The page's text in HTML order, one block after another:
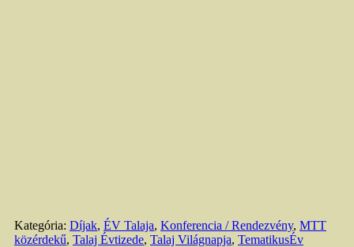
Kategória: Díjak, ÉV Talaja, Konferencia / Rendezvény, MTT
közérdekű, Talaj Évtizede, Talaj Világnapja, TematikusÉv